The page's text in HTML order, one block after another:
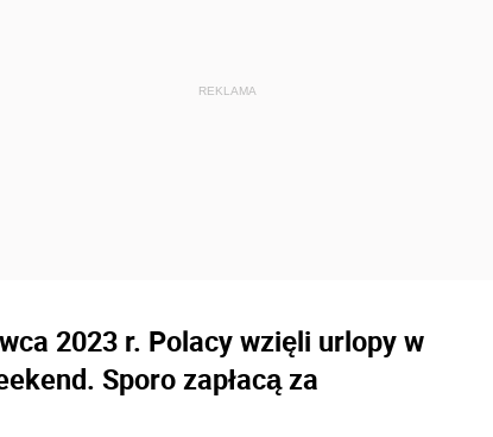
2023 r. Polacy wzięli urlopy w
Sporo zapłacą za